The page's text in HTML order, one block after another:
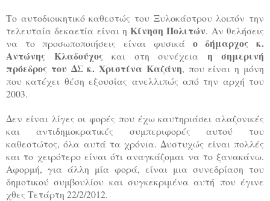
Το αυτοδιοικητικό καθεστώς του Ξυλοκάστρου λοιπόν την
τελευταία δεκαετία είναι ηΚίνηση Πολιτών. Αν θελήσεις
να το προσωποποιήσεις είναι φυσικά ο δήμαρχος κ.
Αντώνης Κλαδούχοςκαι στη συνέχεια η σημερινή
πρόεδρος του ΔΣ κ. Χριστίνα Καζάνη, που είναι η μόνη
που κατέχει θέση εξουσίας ανελλιπώς από την αρχή του
2003.
Δεν είναι λίγες οι φορές που έχω καυτηριάσει αλαζονικές
και αντιδημοκρατικές συμπεριφορές αυτού του
καθεστώτος, όλα αυτά τα χρόνια. Δυστυχώς είναι πολλές
και το χειρότερο είναι ότι αναγκάζομαι να το ξανακάνω.
Αφορμή, για άλλη μία φορά, είναι μια συνεδρίαση του
δημοτικού συμβουλίου και συγκεκριμένα αυτή που έγινε
χθες Τετάρτη 22/2/2012.